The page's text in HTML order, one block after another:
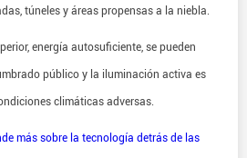
túneles y áreas propensas a la niebla.
energía autosuficiente, se pueden
público y la iluminación activa es
climáticas adversas.
más sobre la tecnología detrás de las